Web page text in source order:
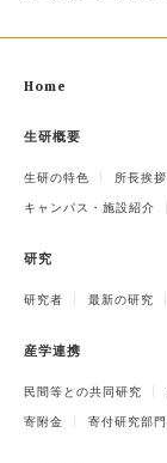
Home
生研概要
生研の特色 所長挨拶
キャンパス・施設紹介
研究
研究者 最新の研究
産学連携
民間等との共同研究
寄附金 寄付研究部門